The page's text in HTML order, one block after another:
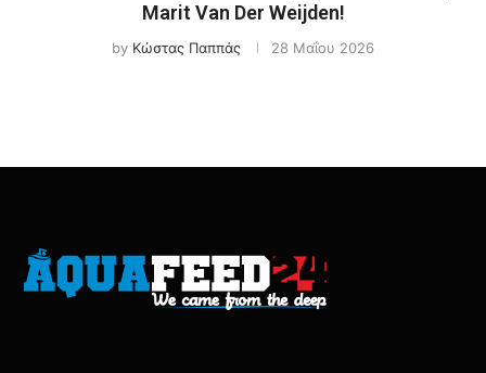
Marit Van Der Weijden!
by Κώστας Παππάς 28 Μαΐου 2026